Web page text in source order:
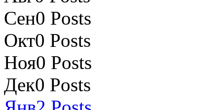
Сен0 Posts
Окт0 Posts
Ноя0 Posts
Дек0 Posts